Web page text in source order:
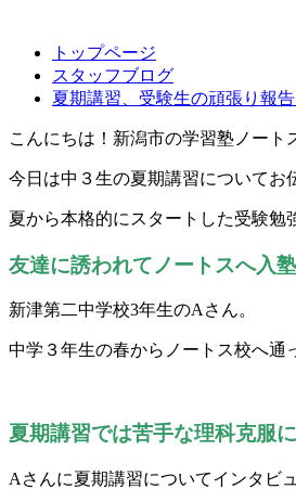
トップページ
スタッフブログ
夏期講習、受験生の頑張り報告
こんにちは！新潟市の学習塾ノート
今日は中３生の夏期講習についてお
夏から本格的にスタートした受験勉
友達に誘われてノートスへ入
新津第二中学校3年生のAさん。
中学３年生の春からノートス校へ通
夏期講習では苦手な理科克服
Aさんに夏期講習についてインタビ